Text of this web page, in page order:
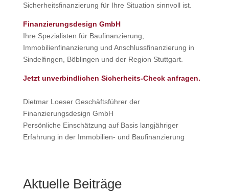
Sicherheitsfinanzierung für Ihre Situation sinnvoll ist.
Finanzierungsdesign GmbH
Ihre Spezialisten für Baufinanzierung,
Immobilienfinanzierung und Anschlussfinanzierung in
Sindelfingen, Böblingen und der Region Stuttgart.
Jetzt unverbindlichen Sicherheits-Check anfragen.
Dietmar Loeser Geschäftsführer der
Finanzierungsdesign GmbH
Persönliche Einschätzung auf Basis langjähriger
Erfahrung in der Immobilien- und Baufinanzierung
Aktuelle Beiträge